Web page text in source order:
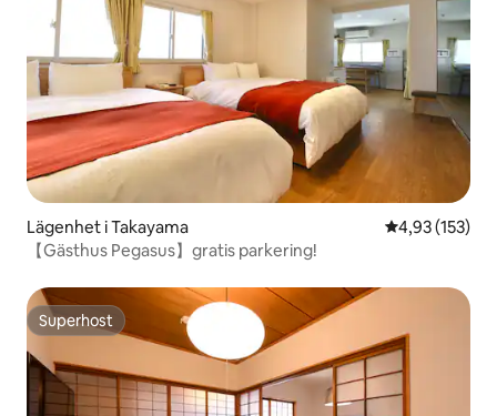
Lägenhet i Takayama 4,93 av 5 i
4,93 (153)
【Gästhus Pegasus】gratis parkering!
Superhost
Superhost